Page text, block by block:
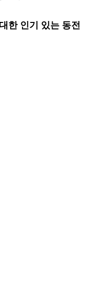
한 인기 있는 동전